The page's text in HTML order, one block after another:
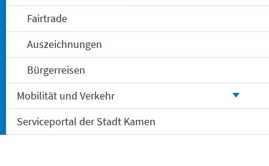
Fairtrade
Auszeichnungen
Bürgerreisen
Mobilität und Verkehr
Serviceportal der Stadt Kamen